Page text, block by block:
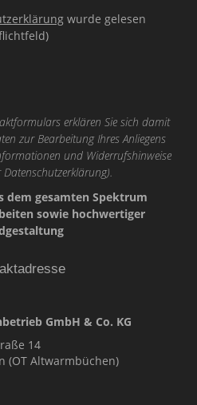
wurde gelesen
erklären Sie sich damit
zur Bearbeitung Ihres Anliegens
und Widerrufshinweise
Datenschutzerklärung).
dem gesamten Spektrum
sowie hochwertiger
GmbH & Co. KG
14
(OT Altwarmbüchen)